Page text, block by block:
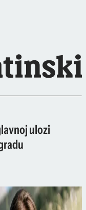
ulozi